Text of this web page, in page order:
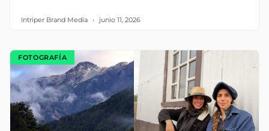
Intriper Brand Media junio 11, 2026
FOTOGRAFÍA